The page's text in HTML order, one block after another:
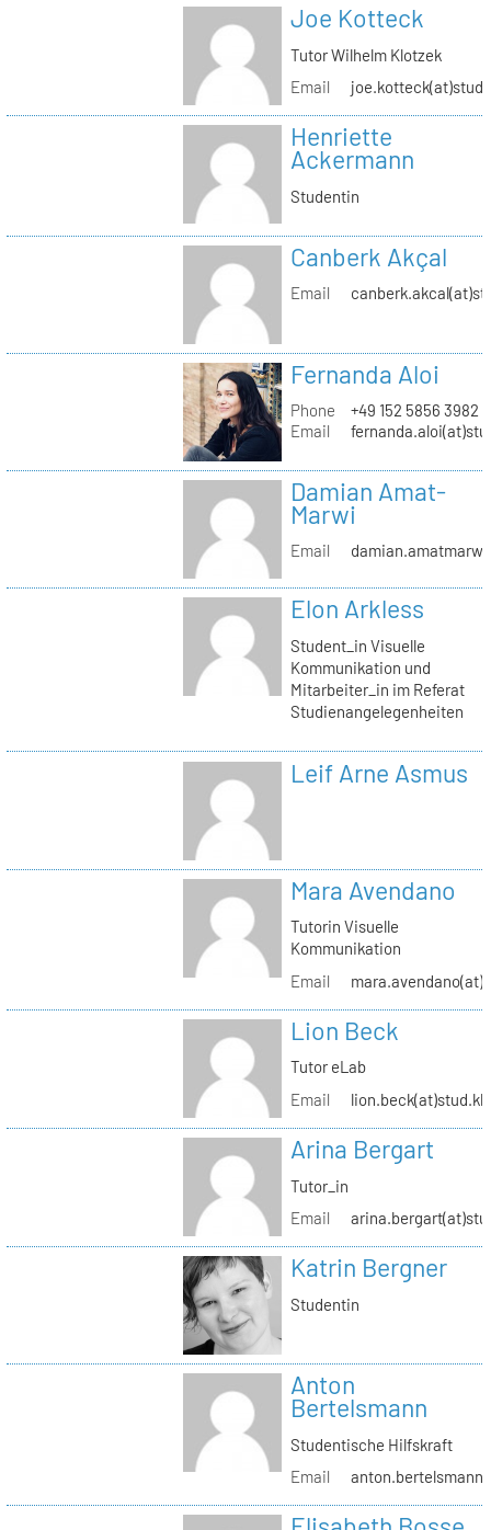
Joe Kotteck
Tutor Wilhelm Klotzek
Email
Henriette
Ackermann
Studentin
Canberk Akçal
Email
Fernanda Aloi
Phone
+49 152 5856 3982
Email
Damian Amat-
Marwi
Email
Elon Arkless
Student_in Visuelle
Kommunikation und
Mitarbeiter_in im Referat
Studienangelegenheiten
Leif Arne Asmus
Mara Avendano
Tutorin Visuelle
Kommunikation
Email
Lion Beck
Tutor eLab
Email
Arina Bergart
Tutor_in
Email
Katrin Bergner
Studentin
Anton
Bertelsmann
Studentische Hilfskraft
Email